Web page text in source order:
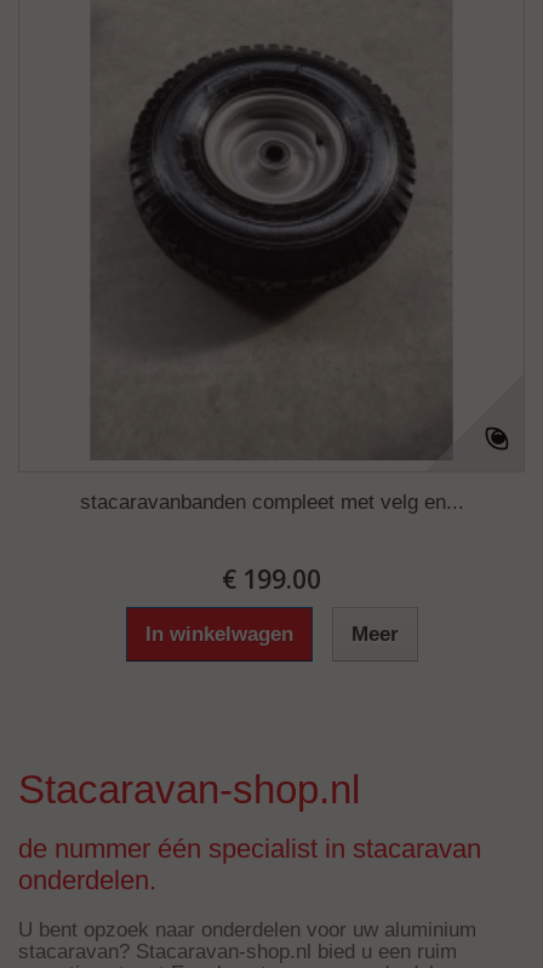
stacaravanbanden compleet met velg en...
€ 199.00
In winkelwagen Meer
Stacaravan-shop.nl
de nummer één specialist in stacaravan
onderdelen.
U bent opzoek naar onderdelen voor uw aluminium
stacaravan? Stacaravan-shop.nl bied u een ruim